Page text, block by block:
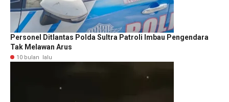
Personel Ditlantas Polda Sultra Patroli Imbau Pengendara
Tak Melawan Arus
10 bulan lalu